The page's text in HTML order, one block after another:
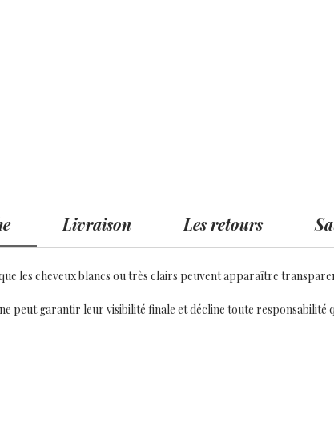
Livraison Les retours
les cheveux blancs ou très clairs peuvent apparaître
peut garantir leur visibilité finale et décline toute responsabilité